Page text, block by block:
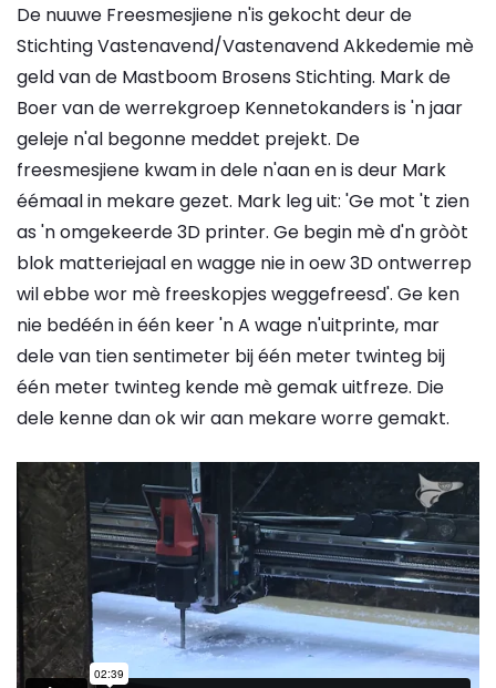
De nuuwe Freesmesjiene n'is gekocht deur de
Stichting Vastenavend/Vastenavend Akkedemie mè
geld van de Mastboom Brosens Stichting. Mark de
Boer van de werrekgroep Kennetokanders is 'n jaar
geleje n'al begonne meddet prejekt. De
freesmesjiene kwam in dele n'aan en is deur Mark
éémaal in mekare gezet. Mark leg uit: 'Ge mot 't zien
as 'n omgekeerde 3D printer. Ge begin mè d'n gròòt
blok matteriejaal en wagge nie in oew 3D ontwerrep
wil ebbe wor mè freeskopjes weggefreesd'. Ge ken
nie bedéén in één keer 'n A wage n'uitprinte, mar
dele van tien sentimeter bij één meter twinteg bij
één meter twinteg kende mè gemak uitfreze. Die
dele kenne dan ok wir aan mekare worre gemakt.